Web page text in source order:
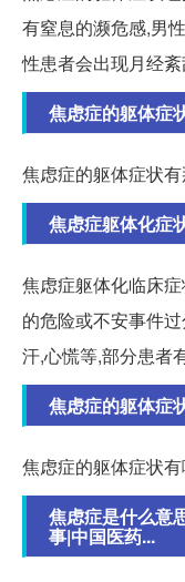
有窒息的濒危感,男
性患者会出现月经紊
焦虑症的躯体症
焦虑症的躯体症状
焦虑症躯体化症
焦虑症躯体化临床
的危险或不安事件
汗,心慌等,部分患者
焦虑症的躯体症
焦虑症的躯体症状
焦虑症是什么意
事|中国医药...